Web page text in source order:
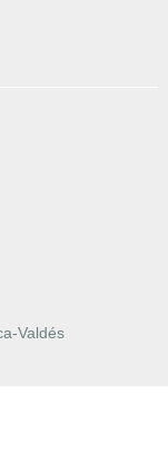
Valdés